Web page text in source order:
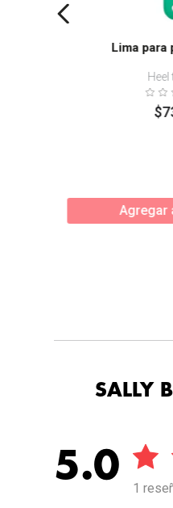
Lima para
$
Agregar
SALLY
5.0
1